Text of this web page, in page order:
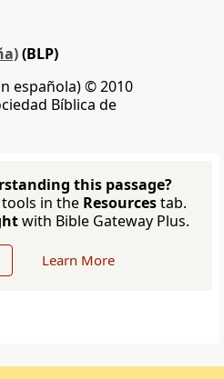
(BLP)
española) © 2010
Bíblica de
this passage?
in the Resourcestab.
with Bible Gateway Plus.
Learn More